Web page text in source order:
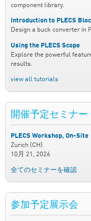
component library.
Introduction to PLECS
Design a buck converter in
Using the PLECS Scope
Explore the powerful
results.
view all tutorials
開催予定セミナー
PLECS Workshop, On-Site
Zurich (CH)
10月 21, 2026
全てのセミナーを確認
参加予定展示会